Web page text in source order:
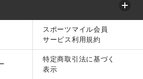
スポーツマイル会員
サービス利用規約
特定商取引法に基づく
表示